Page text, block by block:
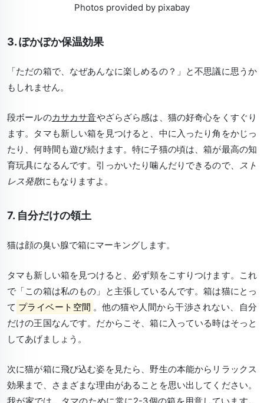
Photos provided by pixabay
3. ぽかぽか保温効果
「ただの箱で、なぜあんなに楽しめるの？」と不思議に思うか
もしれません。
段ボールのカサカサ音やざらざら感は、猫の好奇心をくすぐり
ます。タマも新しい箱を見つけると、中に入ったり角をかじっ
たり、何時間も遊び続けます。特に子猫の頃は、箱が最高の知
育玩具になるんです。引っかいたり噛んだりできるので、
スト
レス発散にもなりますよ。
7. 自分だけの領土
猫は顔の臭い腺で箱にマーキングします。
タマも新しい箱を見つけると、必ず頬をこすりつけます。これ
で「この箱は私のもの 」と主張しているんです。箱は猫にとっ
て プライベート空間 。他の猫や人間から干渉されない、自分
だけの王国なんです。だからこそ、箱に入っている時はそっと
してあげましょう。
次に猫が箱に飛び込む姿を見たら、野生の本能からリラックス
効果まで、さまざまな理由があることを思い出してください。
我が家では、タマのために常に2-3個の箱を用意しています。